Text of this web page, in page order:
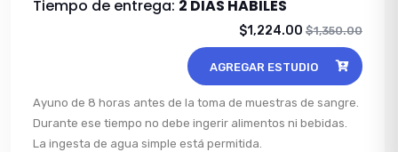
Tiempo de entrega: 2 DIAS HABILES
$1,224.00 $1,350.00
AGREGAR ESTUDIO
Ayuno de 8 horas antes de la toma de muestras de sangre.
Durante ese tiempo no debe ingerir alimentos ni bebidas.
La ingesta de agua simple está permitida.